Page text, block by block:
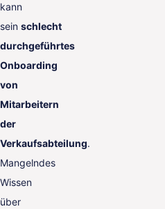
kann
sein schlecht
durchgeführtes
Onboarding
von
Mitarbeitern
der
Verkaufsabteilung.
Mangelndes
Wissen
über